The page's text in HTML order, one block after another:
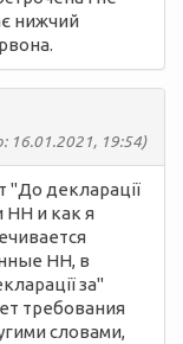
нижчий
16.01.2021, 19:54)
"До декларації
НН и как я
НН, в
за"
требования
словами,